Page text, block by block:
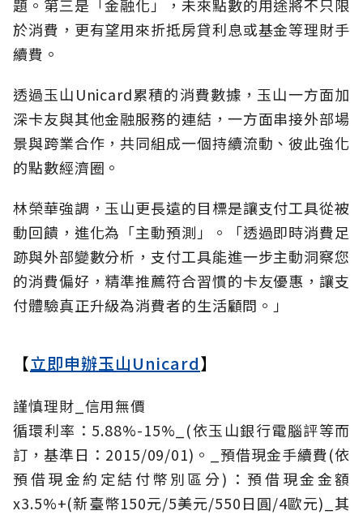
題。第三是「金融化」，未來點數的用途將不只限
於消費，更有望用來折抵房貸利息或基金等理財手
續費。
透過玉山Unicard累積的消費數據，玉山一方面加
深卡友與其他金融服務的連結，一方面串接外部場
景與跨業合作，共同組成一個持續流動、彼此強化
的點數經濟圈。
林榮華強調，玉山更長遠的目標是讓支付工具從被
動回饋，進化為「主動預測」。「透過即時消費足
跡與外部變數分析，支付工具能進一步主動洞察您
的消費偏好，精準推薦符合習慣的卡友優惠，讓支
付體驗真正升級為消費者的生活顧問。」
【立即申辦玉山Unicard】
謹慎理財_信用無價
循環利率：5.88%-15%_(依玉山銀行電腦評等而
訂，基準日：2015/09/01)。_預借現金手續費(依
預借現金約定結付幣別區分)：預借現金金額
x3.5%+(新臺幣150元/5美元/550日圓/4歐元)_其